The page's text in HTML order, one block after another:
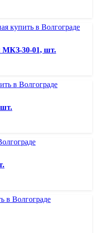
МКЗ-30-01, шт.